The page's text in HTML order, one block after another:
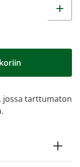
jossa tarttumaton